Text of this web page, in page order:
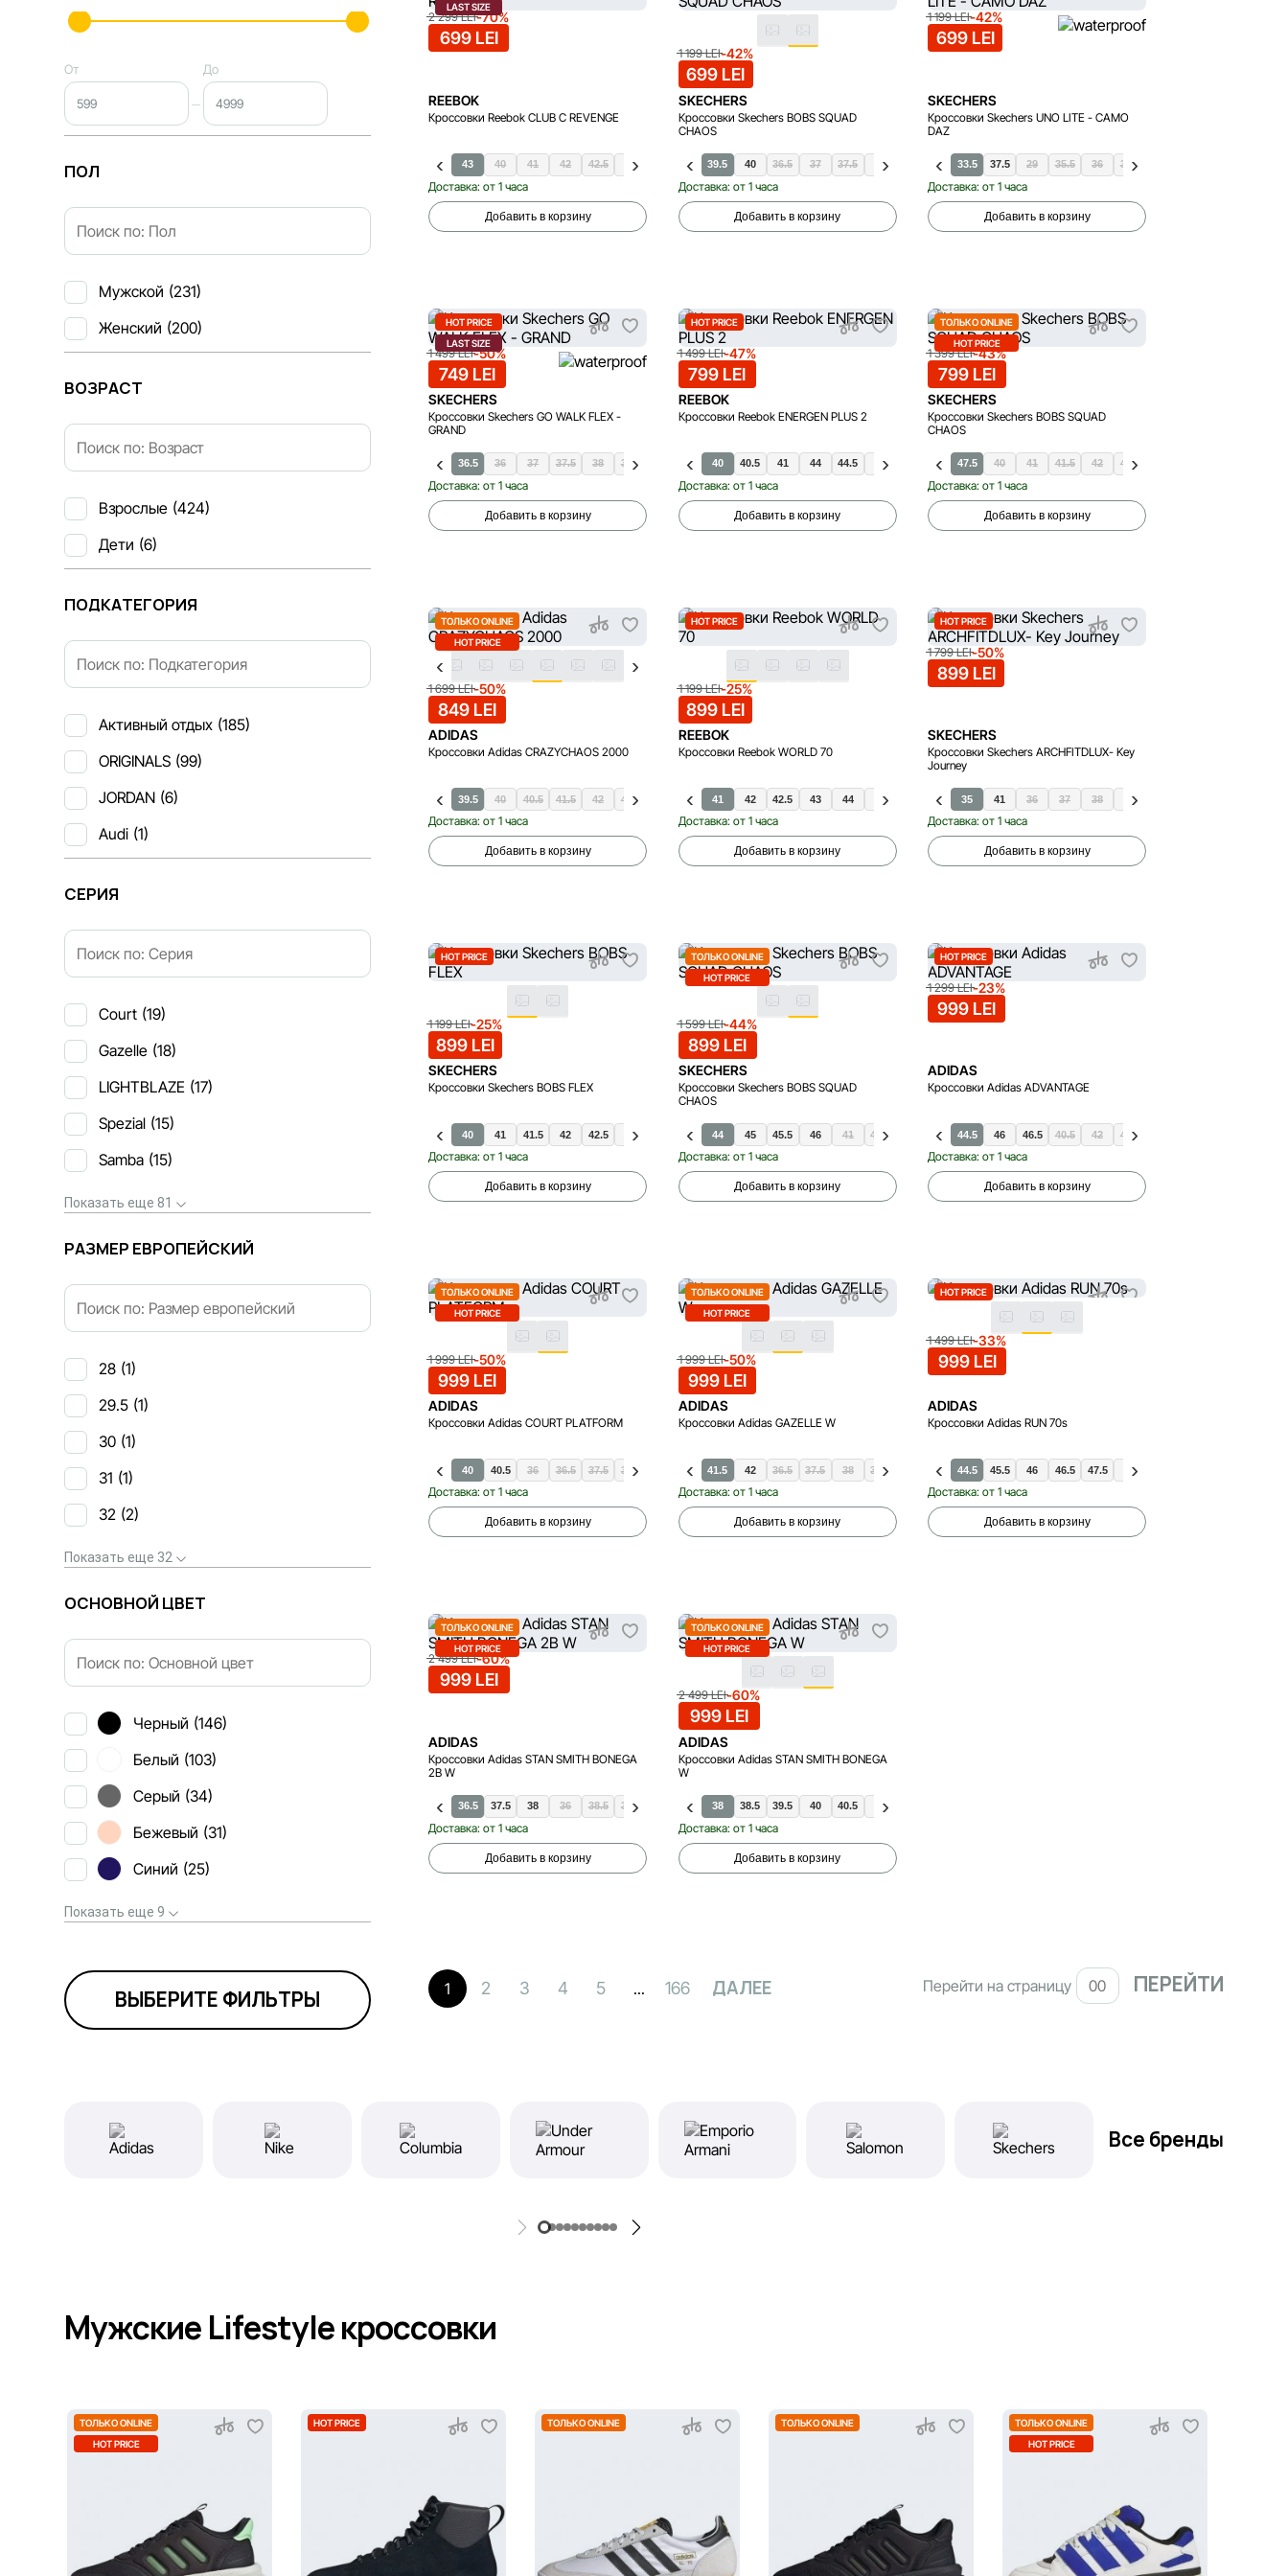
От До
ПОЛ
Мужской (231)
Женский (200)
ВОЗРАСТ
Взрослые (424)
Дети (6)
ПОДКАТЕГОРИЯ
Активный отдых (185)
ORIGINALS (99)
JORDAN (6)
Audi (1)
СЕРИЯ
Court (19)
Gazelle (18)
LIGHTBLAZE (17)
Spezial (15)
Samba (15)
Показать еще 81
РАЗМЕР ЕВРОПЕЙСКИЙ
28 (1)
29.5 (1)
30 (1)
31 (1)
32 (2)
Показать еще 32
ОСНОВНОЙ ЦВЕТ
Черный (146)
Белый (103)
Серый (34)
Бежевый (31)
Синий (25)
Показать еще 9
ВЫБЕРИТЕ ФИЛЬТРЫ
LAST SIZE
2 299 LEI-70%
699 LEI
REEBOK
Кроссовки Reebok CLUB C REVENGE
43 40 41 42 42.5 44
Доставка: от 1 часа
Добавить в корзину
1 199 LEI-42%
699 LEI
SKECHERS
Кроссовки Skechers BOBS SQUAD
CHAOS
38.5 39.5 40 36.5 37 37.5 38 41
Доставка: от 1 часа
Добавить в корзину
1 199 LEI-42%
699 LEI
SKECHERS
Кроссовки Skechers UNO LITE - CAMO
DAZ
33.5 37.5 29 35.5 36 36.5
Доставка: от 1 часа
Добавить в корзину
HOT PRICE
LAST SIZE
1 499 LEI-50%
749 LEI
SKECHERS
Кроссовки Skechers GO WALK FLEX -
GRAND
36.5 36 37 37.5 38 38.5 39.5 40 40.5
Доставка: от 1 часа
Добавить в корзину
HOT PRICE
1 499 LEI-47%
799 LEI
REEBOK
Кроссовки Reebok ENERGEN PLUS 2
38.5 40 40.5 41 44 44.5 45 48 39 42 42.5 43 47
Доставка: от 1 часа
Добавить в корзину
ТОЛЬКО ONLINE
HOT PRICE
1 399 LEI-43%
799 LEI
SKECHERS
Кроссовки Skechers BOBS SQUAD
CHAOS
47.5 40 41 41.5 42 42.5
Доставка: от 1 часа
Добавить в корзину
ТОЛЬКО ONLINE
HOT PRICE
1 699 LEI-50%
849 LEI
ADIDAS
Кроссовки Adidas CRAZYCHAOS 2000
39.5 40 40.5 41.5 42 42.5 44 44.5 45.5 46 46.5 47.5 48
Доставка: от 1 часа
Добавить в корзину
HOT PRICE
1 199 LEI-25%
899 LEI
REEBOK
Кроссовки Reebok WORLD 70
41 42 42.5 43 44 45
Доставка: от 1 часа
Добавить в корзину
HOT PRICE
1 799 LEI-50%
899 LEI
SKECHERS
Кроссовки Skechers ARCHFITDLUX- Key
Journey
35 41 36 37 38 39
Доставка: от 1 часа
Добавить в корзину
HOT PRICE
1 199 LEI-25%
899 LEI
SKECHERS
Кроссовки Skechers BOBS FLEX
40 41 41.5 42 42.5 45 47.5 48.5 43 44 46
Доставка: от 1 часа
Добавить в корзину
ТОЛЬКО ONLINE
HOT PRICE
1 599 LEI-44%
899 LEI
SKECHERS
Кроссовки Skechers BOBS SQUAD
CHAOS
41.5 43 44 45 45.5 46 41 47.5
Доставка: от 1 часа
Добавить в корзину
HOT PRICE
1 299 LEI-23%
999 LEI
ADIDAS
Кроссовки Adidas ADVANTAGE
41.5 44 44.5 46 46.5 40.5 42 43.5
Доставка: от 1 часа
Добавить в корзину
ТОЛЬКО ONLINE
HOT PRICE
1 999 LEI-50%
999 LEI
ADIDAS
Кроссовки Adidas COURT PLATFORM
38 40 40.5 36 36.5 37.5 38.5 41.5
Доставка: от 1 часа
Добавить в корзину
ТОЛЬКО ONLINE
HOT PRICE
1 999 LEI-50%
999 LEI
ADIDAS
Кроссовки Adidas GAZELLE W
41.5 42 36.5 37.5 38 38.5 40 40.5
Доставка: от 1 часа
Добавить в корзину
HOT PRICE
1 499 LEI-33%
999 LEI
ADIDAS
Кроссовки Adidas RUN 70s
42 44.5 45.5 46 46.5 47.5 48
Доставка: от 1 часа
Добавить в корзину
ТОЛЬКО ONLINE
HOT PRICE
2 499 LEI-60%
999 LEI
ADIDAS
Кроссовки Adidas STAN SMITH BONEGA
2B W
36.5 37.5 38 36 38.5 39.5 40.5 41.5
Доставка: от 1 часа
Добавить в корзину
ТОЛЬКО ONLINE
HOT PRICE
2 499 LEI-60%
999 LEI
ADIDAS
Кроссовки Adidas STAN SMITH BONEGA
W
38 38.5 39.5 40 40.5 36
Доставка: от 1 часа
Добавить в корзину
1 2 3 4 5 ... 166 ДАЛЕЕ Перейти на страницу
Все бренды
Мужские Lifestyle кроссовки
ТОЛЬКО ONLINE
HOT PRICE
HOT PRICE ТОЛЬКО ONLINE ТОЛЬКО ONLINE
ТОЛЬКО ONLINE
HOT PRICE